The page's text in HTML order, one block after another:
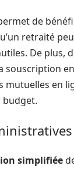
de
retraité
De plus,
souscription
mutuelles en
simplifiée